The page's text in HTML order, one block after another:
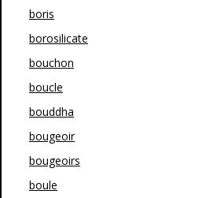
boris
borosilicate
bouchon
boucle
bouddha
bougeoir
bougeoirs
boule